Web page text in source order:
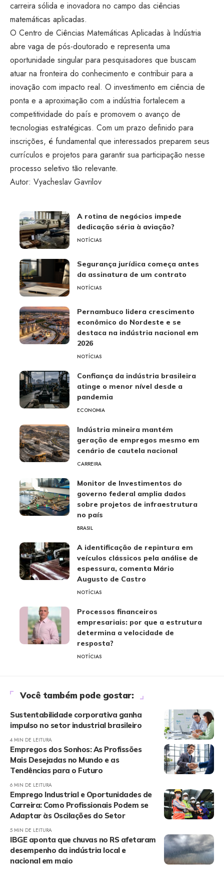
carreira sólida e inovadora no campo das ciências
matemáticas aplicadas.
O Centro de Ciências Matemáticas Aplicadas à Indústria
abre vaga de pós-doutorado e representa uma
oportunidade singular para pesquisadores que buscam
atuar na fronteira do conhecimento e contribuir para a
inovação com impacto real. O investimento em ciência de
ponta e a aproximação com a indústria fortalecem a
competitividade do país e promovem o avanço de
tecnologias estratégicas. Com um prazo definido para
inscrições, é fundamental que interessados preparem seus
currículos e projetos para garantir sua participação nesse
processo seletivo tão relevante.
Autor: Vyacheslav Gavrilov
A rotina de negócios impede
dedicação séria à aviação?
NOTÍCIAS
Segurança jurídica começa antes
da assinatura de um contrato
NOTÍCIAS
Pernambuco lidera crescimento
econômico do Nordeste e se
destaca na indústria nacional em
2026
NOTÍCIAS
Confiança da indústria brasileira
atinge o menor nível desde a
pandemia
ECONOMIA
Indústria mineira mantém
geração de empregos mesmo em
cenário de cautela nacional
CARREIRA
Monitor de Investimentos do
governo federal amplia dados
sobre projetos de infraestrutura
no país
BRASIL
A identificação de repintura em
veículos clássicos pela análise de
espessura, comenta Mário
Augusto de Castro
NOTÍCIAS
Processos financeiros
empresariais: por que a estrutura
determina a velocidade de
resposta?
NOTÍCIAS
Você também pode gostar:
Sustentabilidade corporativa ganha
impulso no setor industrial brasileiro
4 MIN DE LEITURA
Empregos dos Sonhos: As Profissões
Mais Desejadas no Mundo e as
Tendências para o Futuro
6 MIN DE LEITURA
Emprego Industrial e Oportunidades de
Carreira: Como Profissionais Podem se
Adaptar às Oscilações do Setor
5 MIN DE LEITURA
IBGE aponta que chuvas no RS afetaram
desempenho da indústria local e
nacional em maio